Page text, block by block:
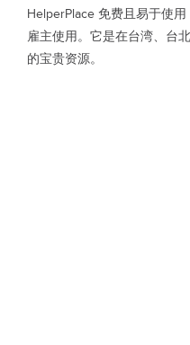
HelperPlace 免费且易于使
雇主使用。它是在台湾、台
的宝贵资源。